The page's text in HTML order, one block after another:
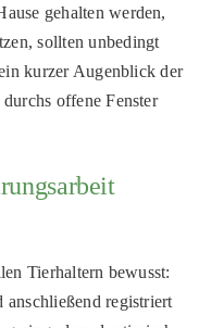
gehalten werden,
sollten unbedingt
kurzer Augenblick der
offene Fenster
Tierhaltern bewusst:
registriert